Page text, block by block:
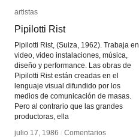
artistas
Pipilotti Rist
Pipilotti Rist, (Suiza, 1962). Trabaja en
video, video instalaciones, música,
diseño y performance. Las obras de
Pipilotti Rist están creadas en el
lenguaje visual difundido por los
medios de comunicación de masas.
Pero al contrario que las grandes
productoras, ella
julio 17, 1986 / Comentarios
artistas
Pipilotti Rist
julio 17, 1986 / Comentarios